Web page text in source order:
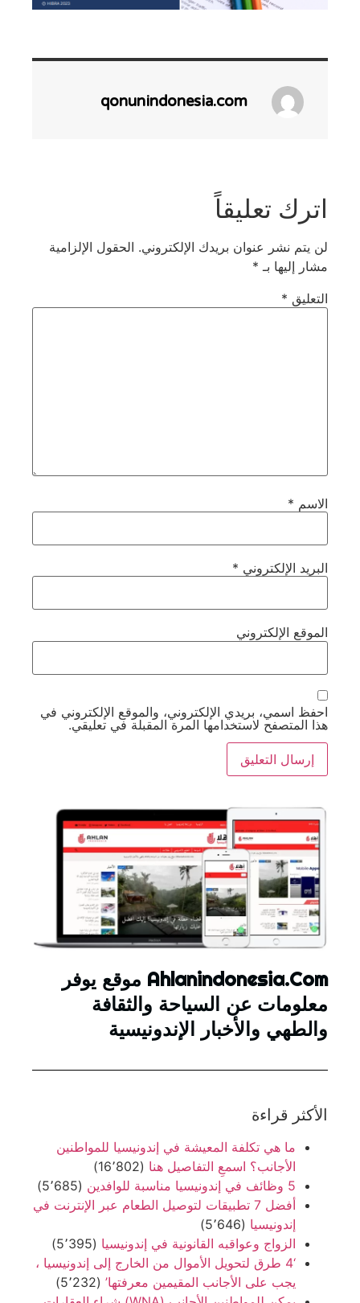
qonunindonesia.com
اترك تعليقاً
لن يتم نشر عنوان بريدك الإلكتروني. الحقول الإلزامية
مشار إليها بـ *
التعليق *
الاسم *
البريد الإلكتروني *
الموقع الإلكتروني
احفظ اسمي، بريدي الإلكتروني، والموقع الإلكتروني في
هذا المتصفح لاستخدامها المرة المقبلة في تعليقي.
Ahlanindonesia.Com موقع يوفر
معلومات عن السياحة والثقافة
والطهي والأخبار الإندونيسية
الأكثر قراءة
ما هي تكلفة المعيشة في إندونيسيا للمواطنين
الأجانب؟ اسمعِ التفاصيل هنا (16٬802)
5 وظائف في إندونيسيا مناسبة للوافدين
(5٬685)
أفضل 7 تطبيقات لتوصيل الطعام عبر الإنترنت في
إندونيسيا (5٬646)
الزواج وعواقبه القانونية في إندونيسيا (5٬395)
‘4 طرق لتحويل الأموال من الخارج إلى إندونيسيا ،
يجب على الأجانب المقيمين معرفتها’ (5٬232)